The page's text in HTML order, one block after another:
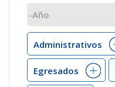
Administrativos
Egresados